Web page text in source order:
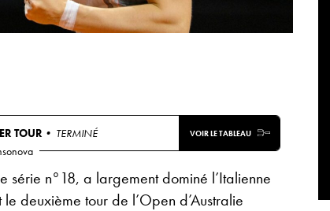
TOUR • TERMINÉ VOIR LE TABLEAU
série n°18, a largement dominé l’Italienne
deuxième tour de l’Open d’Australie